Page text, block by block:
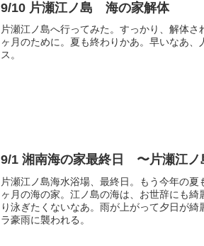
9/10 片瀬江ノ島 海の家解体
片瀬江ノ島へ行ってみた。すっかり、解体さ
ヶ月のために。夏も終わりかあ。早いなあ、
ス。
9/1 湘南海の家最終日 〜片瀬江ノ
片瀬江ノ島海水浴場、最終日。もう今年の夏
ヶ月の海の家。江ノ島の海は、お世辞にも綺
り泳ぎたくないなあ。雨が上がって夕日が綺
ラ豪雨に襲われる。